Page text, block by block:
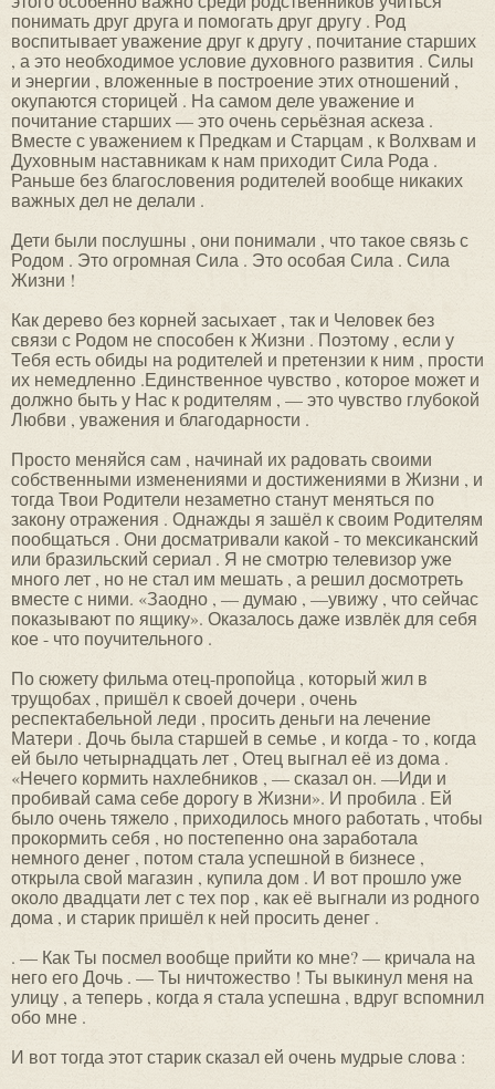
понимать друг друга и помогать друг другу . Род
воспитывает уважение друг к другу , почитание старших
, а это необходимое условие духовного развития . Силы
и энергии , вложенные в построение этих отношений ,
окупаются сторицей . На самом деле уважение и
почитание старших — это очень серьёзная аскеза .
Вместе с уважением к Предкам и Старцам , к Волхвам и
Духовным наставникам к нам приходит Сила Рода .
Раньше без благословения родителей вообще никаких
важных дел не делали .
Дети были послушны , они понимали , что такое связь с
Родом . Это огромная Сила . Это особая Сила . Сила
Жизни !
Как дерево без корней засыхает , так и Человек без
связи с Родом не способен к Жизни . Поэтому , если у
Тебя есть обиды на родителей и претензии к ним , прости
их немедленно .Единственное чувство , которое может и
должно быть у Нас к родителям , — это чувство глубокой
Любви , уважения и благодарности .
Просто меняйся сам , начинай их радовать своими
собственными изменениями и достижениями в Жизни , и
тогда Твои Родители незаметно станут меняться по
закону отражения . Однажды я зашёл к своим Родителям
пообщаться . Они досматривали какой - то мексиканский
или бразильский сериал . Я не смотрю телевизор уже
много лет , но не стал им мешать , а решил досмотреть
вместе с ними. «Заодно , — думаю , —увижу , что сейчас
показывают по ящику». Оказалось даже извлёк для себя
кое - что поучительного .
По сюжету фильма отец-пропойца , который жил в
трущобах , пришёл к своей дочери , очень
респектабельной леди , просить деньги на лечение
Матери . Дочь была старшей в семье , и когда - то , когда
ей было четырнадцать лет , Отец выгнал её из дома .
«Нечего кормить нахлебников , — сказал он. —Иди и
пробивай сама себе дорогу в Жизни». И пробила . Ей
было очень тяжело , приходилось много работать , чтобы
прокормить себя , но постепенно она заработала
немного денег , потом стала успешной в бизнесе ,
открыла свой магазин , купила дом . И вот прошло уже
около двадцати лет с тех пор , как её выгнали из родного
дома , и старик пришёл к ней просить денег .
. — Как Ты посмел вообще прийти ко мне? — кричала на
него его Дочь . — Ты ничтожество ! Ты выкинул меня на
улицу , а теперь , когда я стала успешна , вдруг вспомнил
обо мне .
И вот тогда этот старик сказал ей очень мудрые слова :